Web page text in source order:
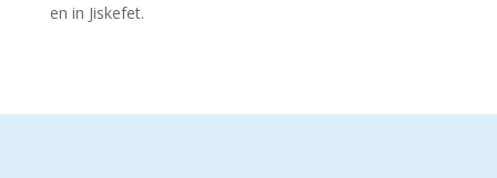
en in Jiskefet.